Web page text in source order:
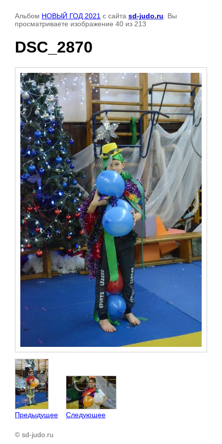
Альбом НОВЫЙ ГОД 2021 с сайта sd-judo.ru . Вы
просматриваете изображение 40 из 213
DSC_2870
Предыдущее Следующее
© sd-judo.ru